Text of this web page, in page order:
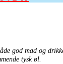
god mad og
tysk øl.